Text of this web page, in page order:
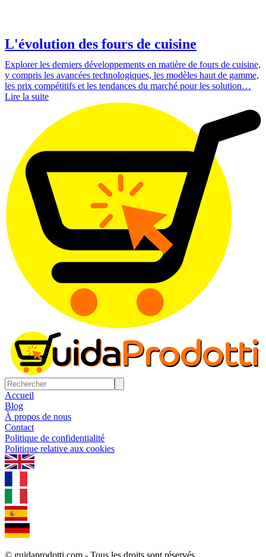
L'évolution des fours de cuisine
Explorer les derniers développements en matière de fours de cuisine,
y compris les avancées technologiques, les modèles haut de gamme,
les prix compétitifs et les tendances du marché pour les solution…
Lire la suite
Accueil
Blog
À propos de nous
Contact
Politique de confidentialité
Politique relative aux cookies